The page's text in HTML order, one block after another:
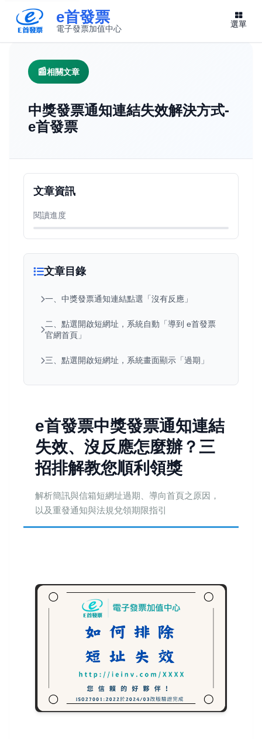
e首發票
電子發票加值中心 選單
相關文章
中獎發票通知連結失效解決方式-
e首發票
文章目錄
一、中獎發票通知連結點選「沒有反應」
二、點選開啟短網址，系統自動「導到 e首發票
官網首頁」
三、點選開啟短網址，系統畫面顯示「過期」
e首發票中獎發票通知連結
失效、沒反應怎麼辦？三
招排解教您順利領獎
解析簡訊與信箱短網址過期、導向首頁之原因，
以及重發通知與法規兌領期限指引
文章資訊
閱讀進度